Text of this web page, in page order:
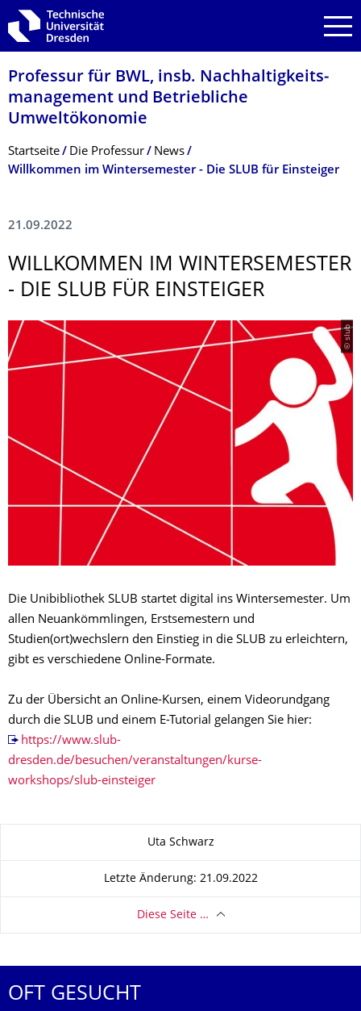
Zur Hauptnavigation springen
Zur Suche springen
Zum Inhalt springen
Professur für BWL, insb. Nachhaltigkeits­
management und Betriebliche
Umweltökonomie
Breadcrumb-Menü
Startseite Die Professur
News
Willkommen im Wintersemester - Die SLUB für Einsteiger
21.09.2022
WILLKOMMEN IM WINTERSEMESTER
- DIE SLUB FÜR EINSTEIGER
© slub
Die Unibibliothek SLUB startet digital ins Wintersemester. Um
allen Neuankömmlingen, Erstsemestern und
Studien(ort)wechslern den Einstieg in die SLUB zu erleichtern,
gibt es verschiedene Online-Formate.
Zu der Übersicht an Online-Kursen, einem Videorundgang
durch die SLUB und einem E-Tutorial gelangen Sie hier:
https://www.slub-
dresden.de/besuchen/veranstaltungen/kurse-
workshops/slub-einsteiger
Uta Schwarz
Letzte Änderung: 21.09.2022
Diese Seite …
OFT GESUCHT